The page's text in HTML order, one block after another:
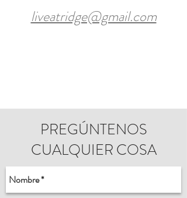
liveatridge@gmail.com
PREGÚNTENOS
CUALQUIER COSA